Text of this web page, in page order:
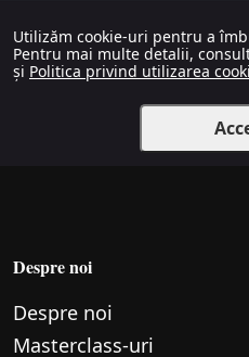
Utilizăm cookie-uri pentru a
Pentru mai multe detalii,
și Politica privind utilizarea
Despre noi
Despre noi
Маsterclass-uri